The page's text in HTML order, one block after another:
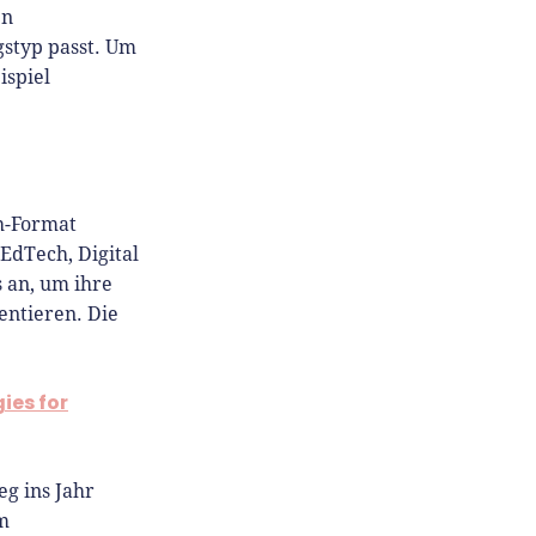
passt. Um
Format
Digital
an, um ihre
Die
for
ins Jahr